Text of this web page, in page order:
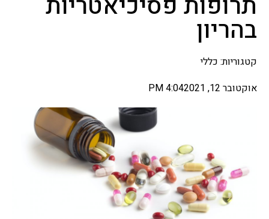
קיים מגוון רב של סוגי טיפולים
אלטרנטיביים המתאימים למרבית
במאמר זה נפרט מספר סוגי
רפואה אלטרנטיביים הנפוצים
ומוכרים בתחום.
רפואה סינית
תרופות סבתא
תרופות סבתא הם שם מקובל
בהריון
קטגוריות: כללי
אוקטובר 12, 2021
4:04 PM